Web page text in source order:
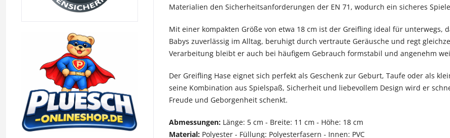
Materialien den Sicherheitsanforderungen der EN 71, wodurch ein sicheres
Mit einer kompakten Größe von etwa 18 cm ist der Greifling ideal für unterwegs,
Babys zuverlässig im Alltag, beruhigt durch vertraute Geräusche und regt
Verarbeitung bleibt er auch bei häufigem Gebrauch formstabil und angenehm
Der Greifling Hase eignet sich perfekt als Geschenk zur Geburt, Taufe oder als
seine Kombination aus Spielspaß, Sicherheit und liebevollem Design wird er
Freude und Geborgenheit schenkt.
Abmessungen: Länge: 5 cm - Breite: 11 cm - Höhe: 18 cm
Material: Polyester - Füllung: Polyesterfasern - Innen: PVC